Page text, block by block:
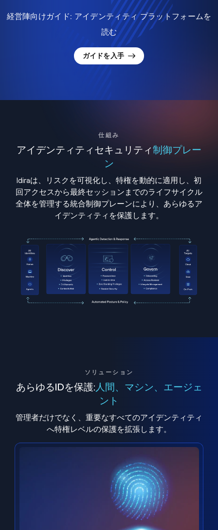
経営陣向けガイド: アイデンティティ プラットフォームを
読む
ガイドを入手
仕組み
アイデンティティセキュリティ制御プレー
ン
Idiraは、リスクを可視化し、特権を動的に適用し、初
回アクセスから最終セッションまでのライフサイクル
全体を管理する統合制御プレーンにより、あらゆるア
イデンティティを保護します。
ソリューション
あらゆるIDを保護: 人間、マシン、エージェ
ント
管理者だけでなく、重要なすべてのアイデンティティ
へ特権レベルの保護を拡張します。